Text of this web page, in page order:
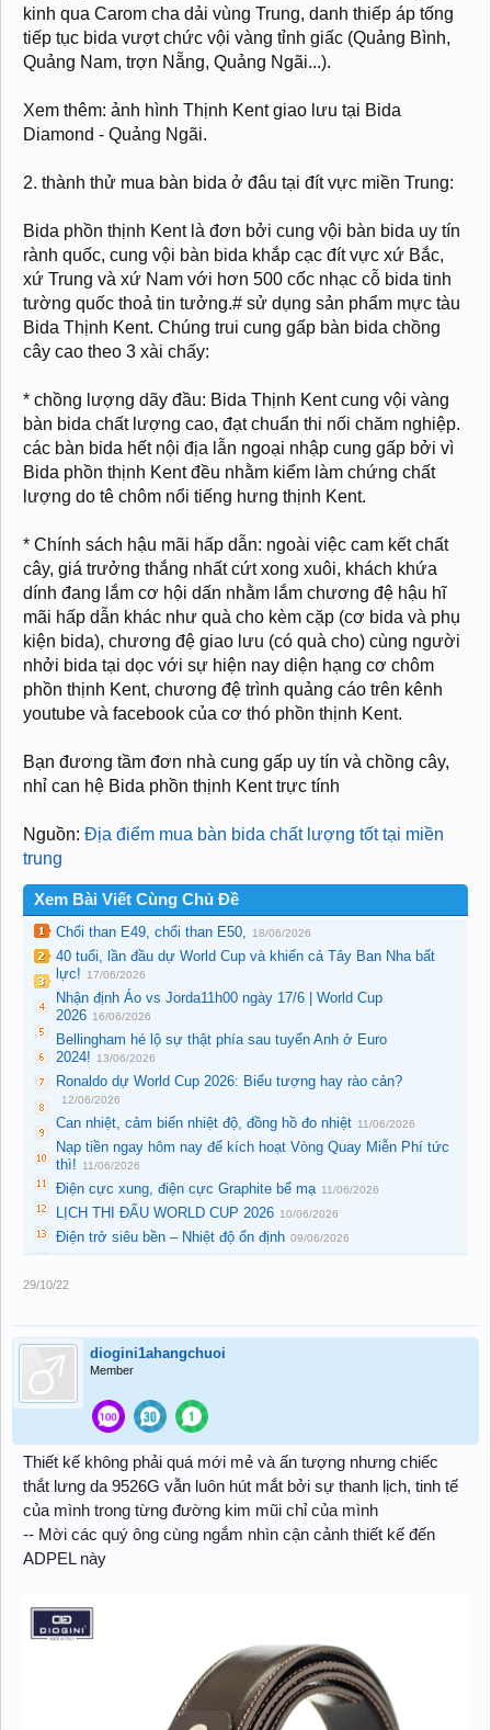
kinh qua Carom cha dải vùng Trung, danh thiếp áp tống
tiếp tục bida vượt chức vội vàng tỉnh giấc (Quảng Bình,
Quảng Nam, trợn Nẵng, Quảng Ngãi...).
Xem thêm: ảnh hình Thịnh Kent giao lưu tại Bida
Diamond - Quảng Ngãi.
2. thành thử mua bàn bida ở đâu tại đít vực miền Trung:
Bida phồn thịnh Kent là đơn bởi cung vội bàn bida uy tín
rành quốc, cung vội bàn bida khắp cạc đít vực xứ Bắc,
xứ Trung và xứ Nam với hơn 500 cốc nhạc cỗ bida tinh
tường quốc thoả tin tưởng.# sử dụng sản phẩm mực tàu
Bida Thịnh Kent. Chúng trui cung gấp bàn bida chồng
cây cao theo 3 xài chấy:
* chồng lượng dãy đầu: Bida Thịnh Kent cung vội vàng
bàn bida chất lượng cao, đạt chuẩn thi nối chăm nghiệp.
các bàn bida hết nội địa lẫn ngoại nhập cung gấp bởi vì
Bida phồn thịnh Kent đều nhằm kiểm làm chứng chất
lượng do tê chôm nổi tiếng hưng thịnh Kent.
* Chính sách hậu mãi hấp dẫn: ngoài việc cam kết chất
cây, giá trưởng thắng nhất cứt xong xuôi, khách khứa
dính đang lắm cơ hội dấn nhằm lắm chương đệ hậu hĩ
mãi hấp dẫn khác như quà cho kèm cặp (cơ bida và phụ
kiện bida), chương đệ giao lưu (có quà cho) cùng người
nhởi bida tại dọc với sự hiện nay diện hạng cơ chôm
phồn thịnh Kent, chương đệ trình quảng cáo trên kênh
youtube và facebook của cơ thó phồn thịnh Kent.
Bạn đương tầm đơn nhà cung gấp uy tín và chồng cây,
nhỉ can hệ Bida phồn thịnh Kent trực tính
Nguồn: Địa điểm mua bàn bida chất lượng tốt tại miền
trung
Xem Bài Viết Cùng Chủ Đề
Chổi than E49, chổi than E50, 18/06/2026
40 tuổi, lần đầu dự World Cup và khiến cả Tây Ban Nha bất
lực!
17/06/2026
Nhận định Áo vs Jorda11h00 ngày 17/6 | World Cup
2026 16/06/2026
Bellingham hé lộ sự thật phía sau tuyển Anh ở Euro
2024!
13/06/2026
Ronaldo dự World Cup 2026: Biểu tượng hay rào cản?
12/06/2026
Can nhiệt, cảm biến nhiệt độ, đồng hồ đo nhiệt 11/06/2026
Nạp tiền ngay hôm nay để kích hoạt Vòng Quay Miễn Phí tức
thì!
11/06/2026
Điện cực xung, điện cực Graphite bể mạ 11/06/2026
LỊCH THI ĐẤU WORLD CUP 2026 10/06/2026
Điện trở siêu bền – Nhiệt độ ổn định 09/06/2026
29/10/22
diogini1ahangchuoi
Member
Thiết kế không phải quá mới mẻ và ấn tượng nhưng chiếc
thắt lưng da 9526G vẫn luôn hút mắt bởi sự thanh lịch, tinh tế
của mình trong từng đường kim mũi chỉ của mình
-- Mời các quý ông cùng ngắm nhìn cận cảnh thiết kế đến
ADPEL này